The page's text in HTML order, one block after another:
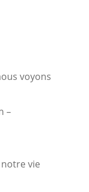
voyons
–
vie